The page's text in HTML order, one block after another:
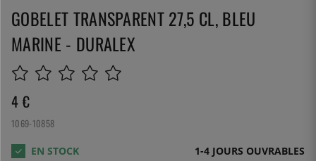
GOBELET TRANSPARENT 27,5 CL, BLEU
MARINE - DURALEX
4 €
1069-10858
1-4 JOURS OUVRABLES